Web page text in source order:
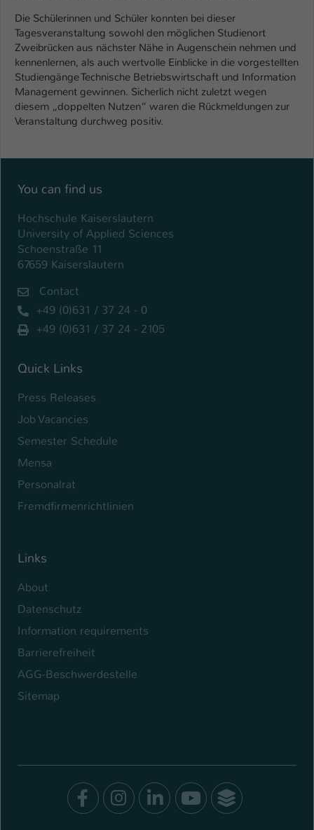
Die Schülerinnen und Schüler konnten bei dieser
Tagesveranstaltung sowohl den möglichen Studienort
Zweibrücken aus nächster Nähe in Augenschein nehmen und
kennenlernen, als auch wertvolle Einblicke in die vorgestellten
Studiengänge Technische Betriebswirtschaft und Information
Management gewinnen. Sicherlich nicht zuletzt wegen
diesem „doppelten Nutzen“ waren die Rückmeldungen zur
Veranstaltung durchweg positiv.
You can find us
Hochschule Kaiserslautern
University of Applied Sciences
Schoenstraße 11
67659 Kaiserslautern
Contact
+49 (0)631 / 37 24 - 0
+49 (0)631 / 37 24 - 2105
Quick Links
Press Releases
Job Vacancies
Semester Schedule
Mensa
Personalrat
Fremdfirmenrichtlinien
Links
About
Datenschutz
Information requirements
Barrierefreiheit
AGG-Beschwerdestelle
Sitemap
Facebook
Instagram
LinkedIn
Youtube